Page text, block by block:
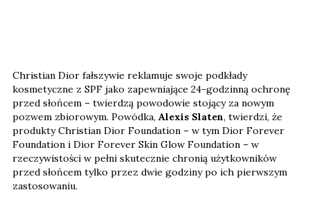
Christian Dior fałszywie reklamuje swoje podkłady
kosmetyczne z SPF jako zapewniające 24-godzinną ochronę
przed słońcem – twierdzą powodowie stojący za nowym
pozwem zbiorowym. Powódka, Alexis Slaten, twierdzi, że
produkty Christian Dior Foundation – w tym Dior Forever
Foundation i Dior Forever Skin Glow Foundation – w
rzeczywistości w pełni skutecznie chronią użytkowników
przed słońcem tylko przez dwie godziny po ich pierwszym
zastosowaniu.